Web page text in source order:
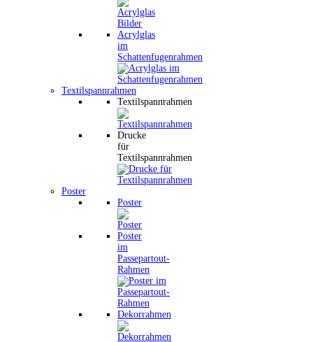
Acrylglas
im
Schattenfugenrahmen
Textilspannrahmen
Textilspannrahmen
Drucke
für
Textilspannrahmen
Poster
Poster
Poster
im
Passepartout-
Rahmen
Dekorrahmen